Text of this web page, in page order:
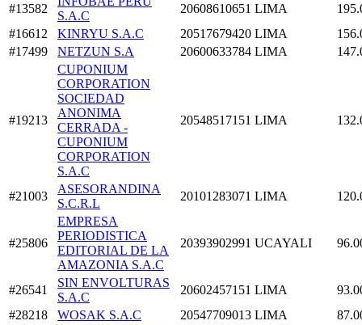
#13582
S.A.C
20608610651 LIMA
#16612
KINRYU S.A.C 20517679420 LIMA
#17499
NETZUN S.A 20600633784 LIMA
#19213
CUPONIUM
CORPORATION
SOCIEDAD
ANONIMA
CERRADA -
CUPONIUM
CORPORATION
S.A.C
20548517151 LIMA
#21003
ASESORANDINA
S.C.R.L
20101283071 LIMA
#25806
EMPRESA
PERIODISTICA
EDITORIAL DE LA
AMAZONIA S.A.C
20393902991 UCAYALI
#26541
SIN ENVOLTURAS
S.A.C
20602457151 LIMA
#28218
WOSAK S.A.C 20547709013 LIMA